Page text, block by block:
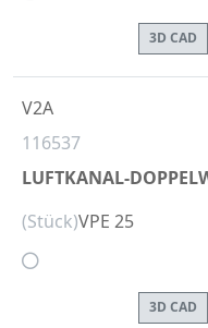
3D CAD
116537
LUFTKANAL-
V2A
(Stück)VPE 25
3D CAD